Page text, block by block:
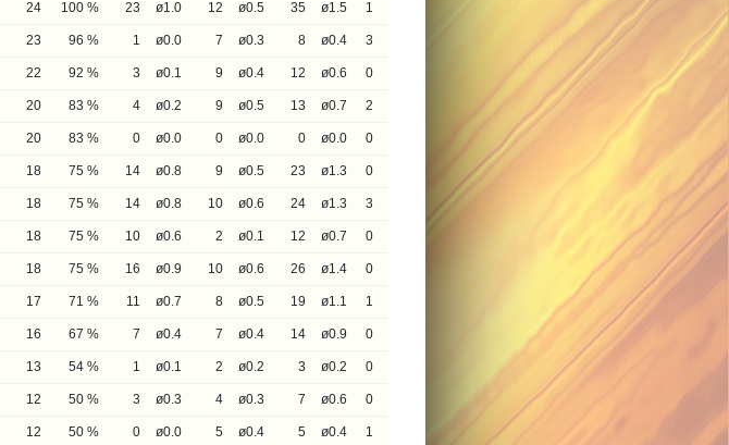
24 100 % 23 ø1.0 12 ø0.5 35 ø1.5 1
23 96 % 1 ø0.0 7 ø0.3 8 ø0.4 3
22 92 % 3 ø0.1 9 ø0.4 12 ø0.6 0
20 83 % 4 ø0.2 9 ø0.5 13 ø0.7 2
20 83 % 0 ø0.0 0 ø0.0 0 ø0.0 0
18 75 % 14 ø0.8 9 ø0.5 23 ø1.3 0
18 75 % 14 ø0.8 10 ø0.6 24 ø1.3 3
18 75 % 10 ø0.6 2 ø0.1 12 ø0.7 0
18 75 % 16 ø0.9 10 ø0.6 26 ø1.4 0
17 71 % 11 ø0.7 8 ø0.5 19 ø1.1 1
16 67 % 7 ø0.4 7 ø0.4 14 ø0.9 0
13 54 % 1 ø0.1 2 ø0.2 3 ø0.2 0
12 50 % 3 ø0.3 4 ø0.3 7 ø0.6 0
12 50 % 0 ø0.0 5 ø0.4 5 ø0.4 1